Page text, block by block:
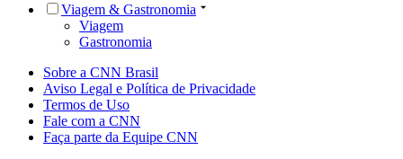
Viagem & Gastronomia
Viagem
Gastronomia
Sobre a CNN Brasil
Aviso Legal e Política de Privacidade
Termos de Uso
Fale com a CNN
Faça parte da Equipe CNN